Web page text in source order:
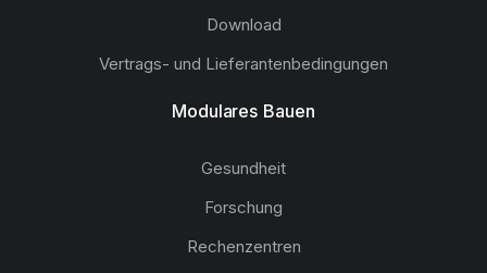
Download
Vertrags- und Lieferantenbedingungen
Modulares Bauen
Gesundheit
Forschung
Rechenzentren